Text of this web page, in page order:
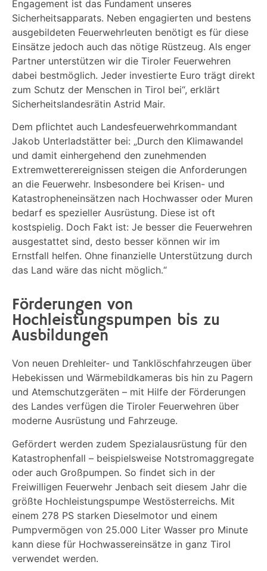
Engagement ist das Fundament unseres
Sicherheitsapparats. Neben engagierten und bestens
ausgebildeten Feuerwehrleuten benötigt es für diese
Einsätze jedoch auch das nötige Rüstzeug. Als enger
Partner unterstützen wir die Tiroler Feuerwehren
dabei bestmöglich. Jeder investierte Euro trägt direkt
zum Schutz der Menschen in Tirol bei“, erklärt
Sicherheitslandesrätin Astrid Mair.
Dem pflichtet auch Landesfeuerwehrkommandant
Jakob Unterladstätter bei: „Durch den Klimawandel
und damit einhergehend den zunehmenden
Extremwetterereignissen steigen die Anforderungen
an die Feuerwehr. Insbesondere bei Krisen- und
Katastropheneinsätzen nach Hochwasser oder Muren
bedarf es spezieller Ausrüstung. Diese ist oft
kostspielig. Doch Fakt ist: Je besser die Feuerwehren
ausgestattet sind, desto besser können wir im
Ernstfall helfen. Ohne finanzielle Unterstützung durch
das Land wäre das nicht möglich.“
Förderungen von
Hochleistungspumpen bis zu
Ausbildungen
Von neuen Drehleiter- und Tanklöschfahrzeugen über
Hebekissen und Wärmebildkameras bis hin zu Pagern
und Atemschutzgeräten – mit Hilfe der Förderungen
des Landes verfügen die Tiroler Feuerwehren über
moderne Ausrüstung und Fahrzeuge.
Gefördert werden zudem Spezialausrüstung für den
Katastrophenfall – beispielsweise Notstromaggregate
oder auch Großpumpen. So findet sich in der
Freiwilligen Feuerwehr Jenbach seit diesem Jahr die
größte Hochleistungspumpe Westösterreichs. Mit
einem 278 PS starken Dieselmotor und einem
Pumpvermögen von 25.000 Liter Wasser pro Minute
kann diese für Hochwassereinsätze in ganz Tirol
verwendet werden.